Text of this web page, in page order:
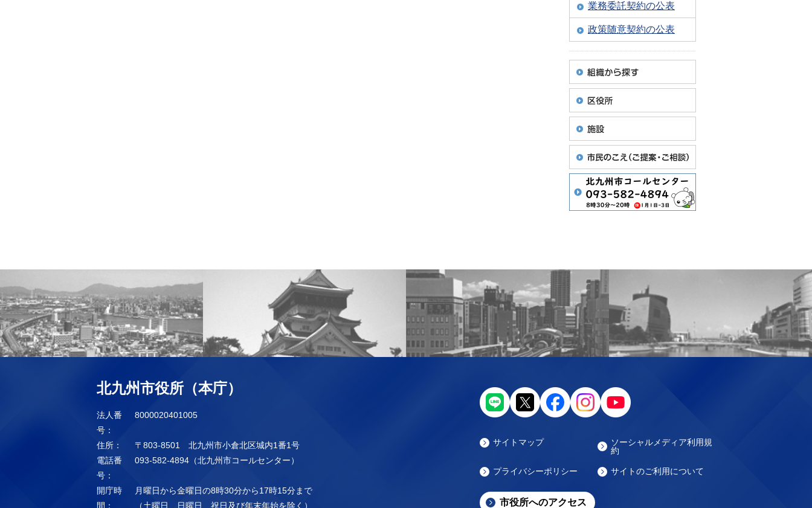
業務委託契約の公表
政策随意契約の公表
北九州市役所（本庁）
法人番
号：
8000020401005
住所：
〒803-8501 北九州市小倉北区城内1番1号
電話番
号：
093-582-4894（北九州市コールセンター）
開庁時
間：
月曜日から金曜日の8時30分から17時15分まで
（土曜日、日曜日、祝日及び年末年始を除く）
サイトマップ
ソーシャルメディア利用規
約
プライバシーポリシー サイトのご利用について
市役所へのアクセス